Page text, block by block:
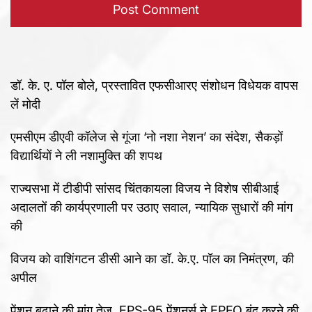
डॉ. के. ए. पॉल बोले, प्रस्तावित एफसीआरए संशोधन विधेयक वापस
लें मोदी
एमसीएम डीएवी कॉलेज से गूंजा ‘नो नशा नेशन’ का संदेश, सैकड़ों
विद्यार्थियों ने ली नशामुक्ति की शपथ
राज्यसभा में टीडीपी सांसद चिंतकायला विजय ने विशेष सीबीआई
अदालतों की कार्यप्रणाली पर उठाए सवाल, न्यायिक सुधारों की मांग
की
विजय को वाशिंगटन डीसी आने का डॉ. के.ए. पॉल का निमंत्रण, की
अपील